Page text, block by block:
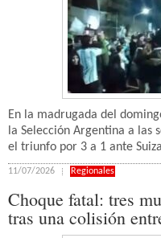
En la madrugada del
la Selección Argentina a las
el triunfo por 3 a 1 ante
11/07/2026 Regionales
Choque fatal: tres
tras una colisión